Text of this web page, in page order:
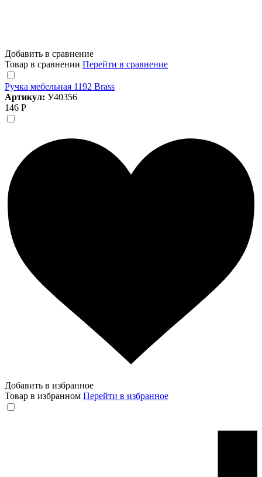
Добавить в сравнение
Товар в сравнении Перейти в сравнение
Ручка мебельная 1192 Brass
Артикул: У40356
146 Р
Добавить в избранное
Товар в избранном Перейти в избранное